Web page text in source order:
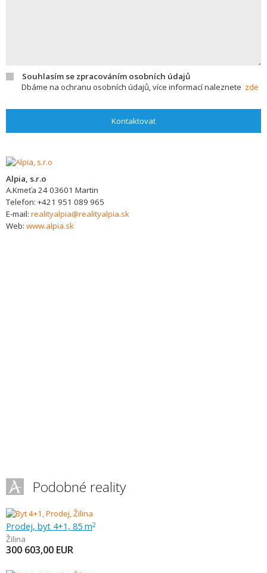
Souhlasím se zpracováním osobních údajů
Dbáme na ochranu osobních údajů, více informací naleznete zde
Kontaktovat
Alpia, s.r.o
A.Kmeťa 2403601 Martin
Telefon: +421 951 089 965
E-mail: realityalpia@realityalpia.sk
Web: www.alpia.sk
Podobné reality
Prodej, byt 4+1, 85 m2
Žilina
300 603,00 EUR